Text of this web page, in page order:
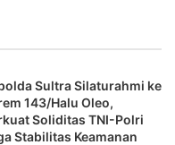
Sultra Silaturahmi ke
143/Halu Oleo,
Soliditas TNI-Polri
Stabilitas Keamanan